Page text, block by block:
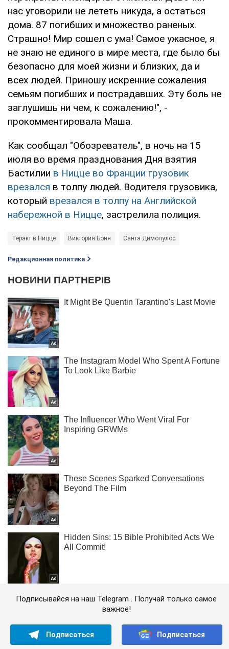
нас уговорили не лететь никуда, а остаться
дома. 87 погибших и множество раненых.
Страшно! Мир сошел с ума! Самое ужасное, я
не знаю не единого в мире места, где было бы
безопасно для моей жизни и близких, да и
всех людей. Приношу искренние сожаления
семьям погибших и пострадавших. Эту боль не
заглушишь ни чем, к сожалению!", -
прокомментировала Маша.
Как сообщал "Обозреватель", в ночь на 15
июля во время празднования Дня взятия
Бастилии в Ницце во Франции грузовик
врезался в толпу людей. Водителя грузовика,
который врезался в толпу на Английской
набережной в Ницце, застрелила полиция.
Теракт в Ницце Виктория Боня Санта Димопулос
Редакционная политика
Подписывайся на наш Telegram . Получай только самое
важное!
Подписаться Подписаться